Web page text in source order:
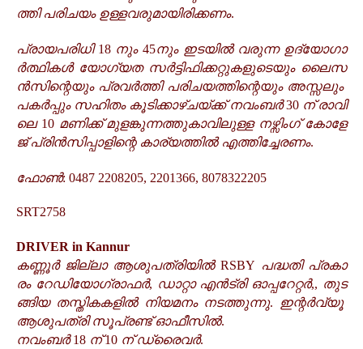
ത്തി പരിചയം ഉള്ളവരുമായിരിക്കണം.
പ്രായപരിധി18 നും45നും ഇടയിൽ വരുന്ന ഉദ്യോഗാ
ർത്ഥികൾ യോഗ്യത സർട്ടിഫിക്കറ്റുകളുടെയും ലൈസ
ൻസിന്റെയും പ്രവർത്തി പരിചയത്തിന്റെയും അസ്സലും
പകർപ്പും സഹിതം കൂടിക്കാഴ്ചയ്ക്ക്നവംബർ30 ന്രാവി
ലെ10 മണിക്ക് മുളങ്കുന്നത്തുകാവിലുള്ള നഴ്സിംഗ് കോളേ
ജ്പ്രിൻസിപ്പാളിന്റെ കാര്യത്തിൽ എത്തിച്ചേരണം.
ഫോൺ: 0487 2208205, 2201366, 8078322205
SRT2758
DRIVER in Kannur
കണ്ണൂർ ജില്ലാ ആശുപത്രിയിൽRSBY പദ്ധതി പ്രകാ
രം റേഡിയോഗ്രാഫർ, ഡാറ്റാ എൻട്രി ഓപ്പറേറ്റർ,, തുട
ങ്ങിയ തസ്തികകളിൽ നിയമനം നടത്തുന്നു.
ഇന്റർവ്യൂ
ആശുപത്രി സൂപ്രണ്ട്ഓഫീസിൽ.
നവംബർ18 ന്10 ന്ഡ്രൈവർ.